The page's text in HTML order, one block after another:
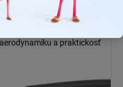
do batožinového priestoru.
a praktickosť